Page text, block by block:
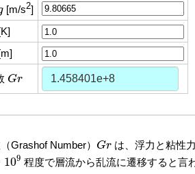
[m/s2]
Gr
Gr
Grashof Number） Gr
Gr は、浮力と粘性
109
9
程度で層流から乱流に遷移すると言